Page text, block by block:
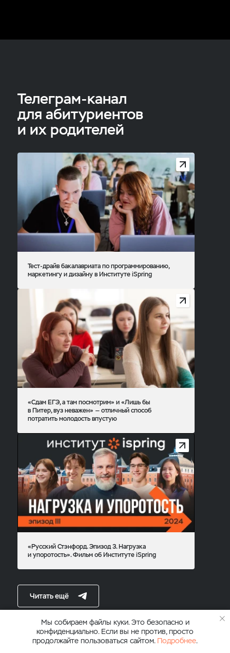
Телеграм-канал
для абитуриентов
и их родителей
Тест-драйв бакалавриата по программированию,
маркетингу и дизайну в Институте iSpring
«Сдам ЕГЭ, а там посмотрим» и «Лишь бы
в Питер, вуз неважен» — отличный способ
потратить молодость впустую
«Русский Стэнфорд. Эпизод 3. Нагрузка
и упоротость». Фильм об Институте iSpring
Читать ещё
Мы собираем файлы куки. Это безопасно и
конфиденциально. Если вы не против, просто
продолжайте пользоваться сайтом. Подробнее.